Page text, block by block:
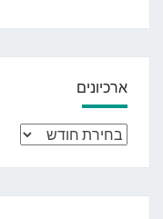
ארכיונים
ארכיונים